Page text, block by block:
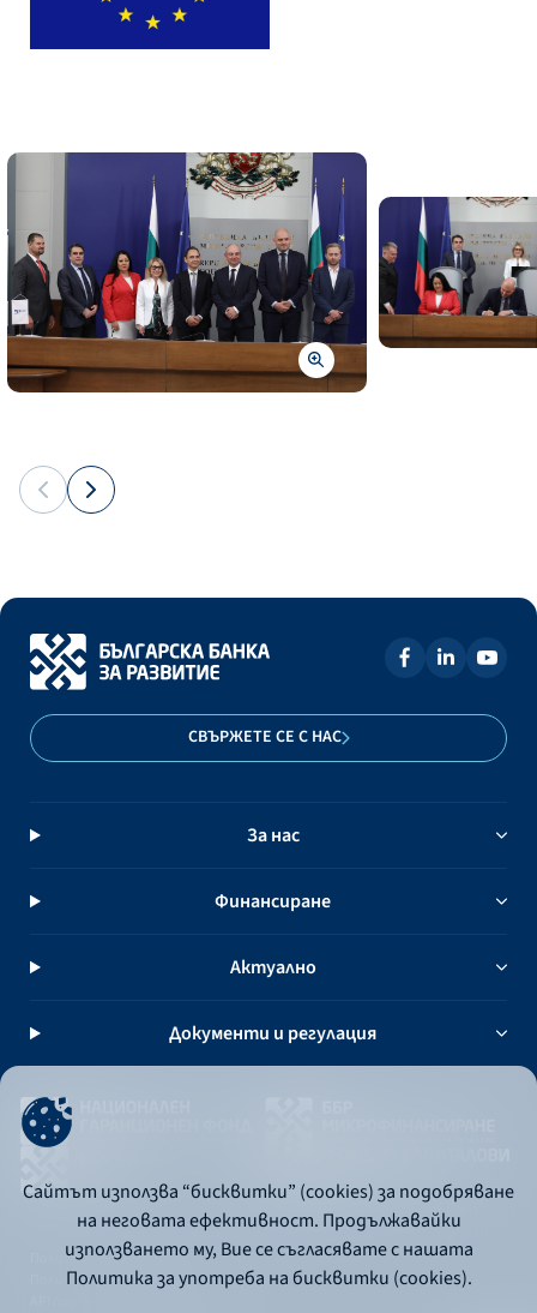
СВЪРЖЕТЕ СЕ С НАС
За нас
Финансиране
Актуално
Документи и регулация
Политика за употреба на бисквитки
Политика за поверителност
Сайтът използва “бисквитки” (cookies) за подобряване
на неговата ефективност. Продължавайки
използването му, Вие се съгласявате с нашата
Политика за употреба на бисквитки (cookies).